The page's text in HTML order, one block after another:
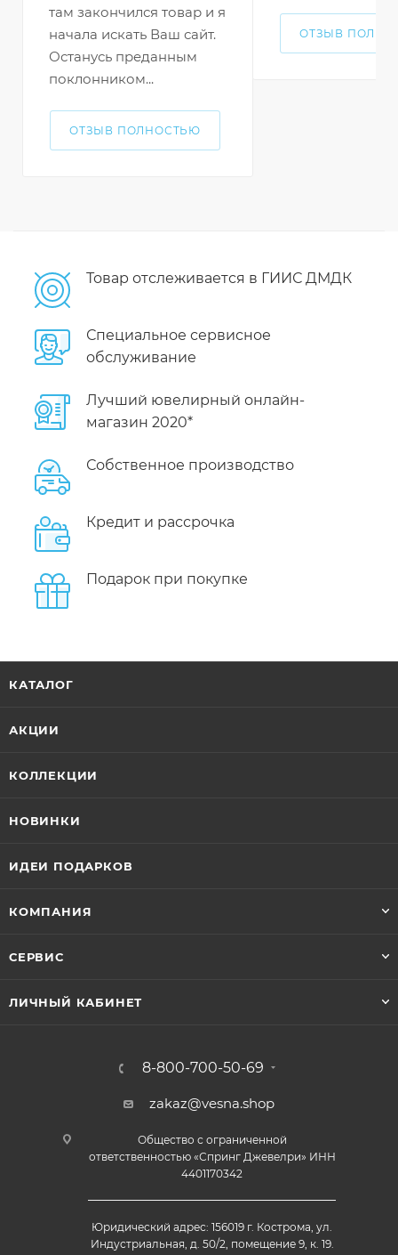
там закончился товар и я
начала искать Ваш сайт.
Останусь преданным
поклонником...
ОТЗЫВ ПОЛНОСТЬЮ
ОТЗЫВ
Товар отслеживается в ГИИС ДМДК
Специальное сервисное
обслуживание
Лучший ювелирный онлайн-
магазин 2020*
Собственное производство
Кредит и рассрочка
Подарок при покупке
КАТАЛОГ
АКЦИИ
КОЛЛЕКЦИИ
НОВИНКИ
ИДЕИ ПОДАРКОВ
КОМПАНИЯ
СЕРВИС
ЛИЧНЫЙ КАБИНЕТ
8-800-700-50-69
zakaz@vesna.shop
Общество с ограниченной
ответственностью «Спринг Джевелри» ИНН
4401170342
Юридический адрес: 156019 г. Кострома, ул.
Индустриальная, д. 50/2, помещение 9, к. 19.